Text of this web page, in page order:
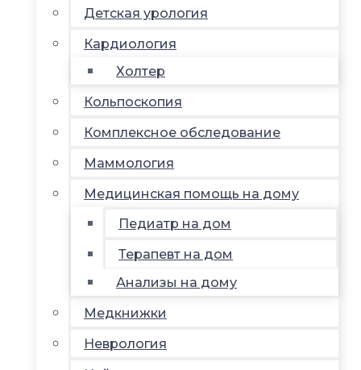
Детская урология
Кардиология
Холтер
Кольпоскопия
Комплексное обследование
Маммология
Медицинская помощь на дому
Педиатр на дом
Терапевт на дом
Анализы на дому
Медкнижки
Неврология